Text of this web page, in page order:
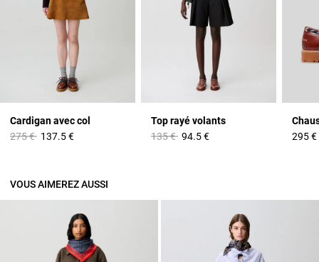
Cardigan avec col
Prix réduit à partir de
275 €à137.5 €
Top rayé volants
Prix réduit à partir de
135 €à94.5 € 295 €
VOUS AIMEREZ AUSSI